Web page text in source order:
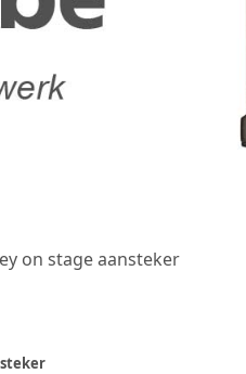
on stage aansteker